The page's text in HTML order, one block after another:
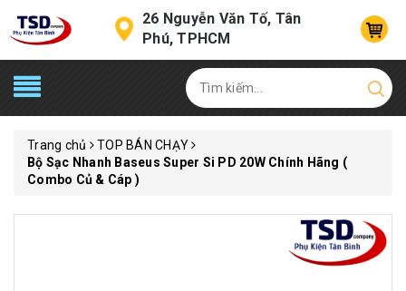
26 Nguyễn Văn Tố, Tân
Phú, TPHCM
Trang chủ
TOP BÁN CHẠY
Bộ Sạc Nhanh Baseus Super Si PD 20W Chính Hãng (
Combo Củ & Cáp )